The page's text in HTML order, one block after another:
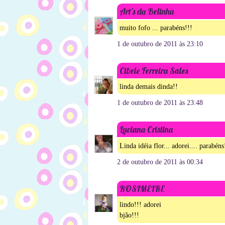
Art's da Belinha
muito fofo ... parabéns!!!
1 de outubro de 2011 às 23:10
Cibele Ferreira Sales
linda demais dinda!!
1 de outubro de 2011 às 23:48
Luciana Cristina
Linda idéia flor... adorei....
2 de outubro de 2011 às 00:34
ROSIMEIRE
lindo!!! adorei
bjão!!!